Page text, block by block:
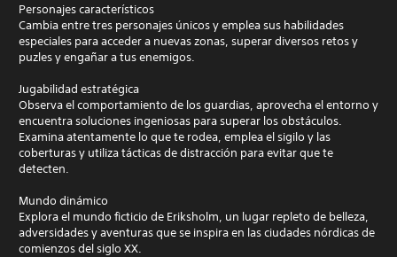
Personajes característicos
Cambia entre tres personajes únicos y emplea sus habilidades
especiales para acceder a nuevas zonas, superar diversos retos y
puzles y engañar a tus enemigos.
Jugabilidad estratégica
Observa el comportamiento de los guardias, aprovecha el entorno y
encuentra soluciones ingeniosas para superar los obstáculos.
Examina atentamente lo que te rodea, emplea el sigilo y las
coberturas y utiliza tácticas de distracción para evitar que te
detecten.
Mundo dinámico
Explora el mundo ficticio de Eriksholm, un lugar repleto de belleza,
adversidades y aventuras que se inspira en las ciudades nórdicas de
comienzos del siglo XX.